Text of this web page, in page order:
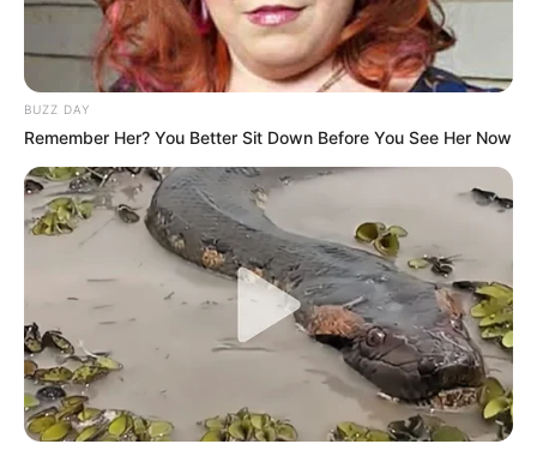
BUZZ DAY
Remember Her? You Better Sit Down Before You See Her Now